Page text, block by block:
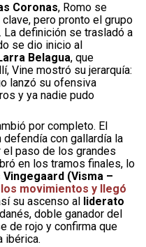
Coronas, Romo se
pero pronto el grupo
definición se trasladó a
se dio inicio al
Belagua, que
Vine mostró su jerarquía:
lanzó su ofensiva
y ya nadie pudo
por completo. El
defendía con gallardía la
paso de los grandes
en los tramos finales, lo
Vingegaard (Visma –
movimientos y llegó
su ascenso al
liderato
doble ganador del
de rojo y confirma que
ibérica.